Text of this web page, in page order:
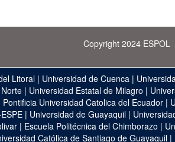
Copyright 2024 ESPOL
Litoral | Universidad de Cuenca |
| Universidad Estatal de Milagro |
Pontificia Universidad Catolica del Ecuador|
| Universidad de Guayaquil |
| Escuela Politécnica del Chimborazo |
Católica de Santiago de Guayaquil |